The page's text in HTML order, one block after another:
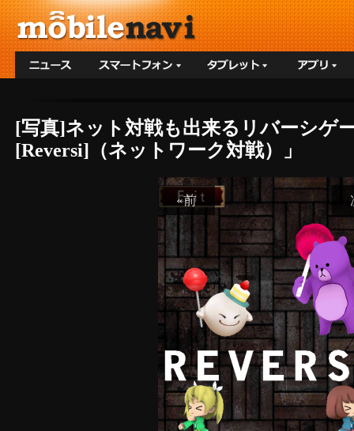
[写真]ネット対戦も出来るリバーシゲ
[Reversi]（ネットワーク対戦）」
«前